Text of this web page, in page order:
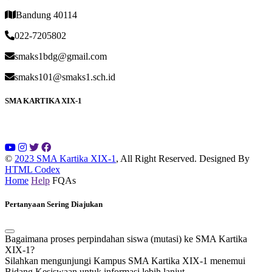
Bandung 40114
022-7205802
smaks1bdg@gmail.com
smaks101@smaks1.sch.id
SMA KARTIKA XIX-1
© 2023 SMA Kartika XIX-1 , All Right Reserved. Designed By
HTML Codex
Home Help FQAs
Pertanyaan Sering Diajukan
Bagaimana proses perpindahan siswa (mutasi) ke SMA Kartika
XIX-1?
Silahkan mengunjungi Kampus SMA Kartika XIX-1 menemui